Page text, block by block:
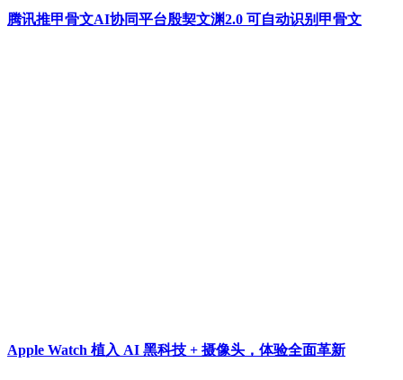
腾讯推甲骨文AI协同平台殷契文渊2.0 可自动识别甲骨文
Apple Watch 植入 AI 黑科技 + 摄像头，体验全面革新